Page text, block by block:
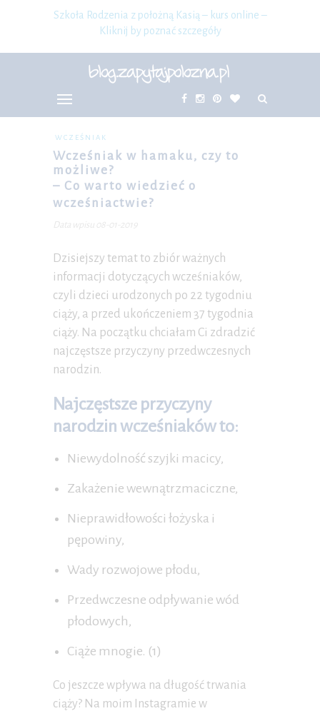
Szkoła Rodzenia z położną Kasią – kurs online –
Kliknij by poznać szczegóły
WCZEŚNIAK
Wcześniak w hamaku, czy to
możliwe?
– Co warto wiedzieć o
wcześniactwie?
Data wpisu 08-01-2019
Dzisiejszy temat to zbiór ważnych
informacji dotyczących wcześniaków,
czyli dzieci urodzonych po 22 tygodniu
ciąży, a przed ukończeniem 37 tygodnia
ciąży. Na początku chciałam Ci zdradzić
najczęstsze przyczyny przedwczesnych
narodzin.
Najczęstsze przyczyny
narodzin wcześniaków to:
Niewydolność szyjki macicy,
Zakażenie wewnątrzmaciczne,
Nieprawidłowości łożyska i
pępowiny,
Wady rozwojowe płodu,
Przedwczesne odpływanie wód
płodowych,
Ciąże mnogie. (1)
Co jeszcze wpływa na długość trwania
ciąży? Na moim Instagramie w